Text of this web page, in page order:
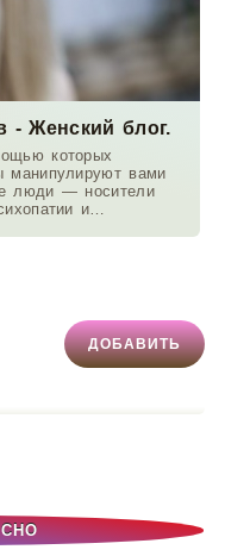
- Женский блог.
которых
манипулируют вами
люди — носители
и
ДОБАВИТЬ